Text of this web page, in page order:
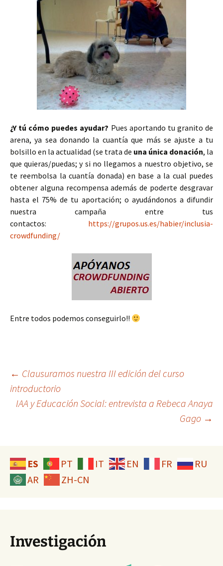
¿Y tú cómo puedes ayudar? Pues aportando tu granito de
arena, ya sea donando la cuantía que más se ajuste a tu
bolsillo en la actualidad (se trata de una única donación, la
que quieras/puedas; y si no llegamos a nuestro objetivo, se
te reembolsa la cuantía donada) en base a la cual puedes
obtener alguna recompensa además de poderte desgravar
hasta el 75% de tu aportación; o ayudándonos a difundir
nuestra campaña entre tus
contactos: https://grupos.us.es/habier/inclusia-
crowdfunding/
Entre todos podemos conseguirlo!!
Navegación
de
← Clausuramos nuestra III edición del curso
introductorio
IAA y Educación Social: entrevista a Rebeca Anaya
Gago →
ES PT IT EN FR
RU
AR
ZH-CN
Investigación